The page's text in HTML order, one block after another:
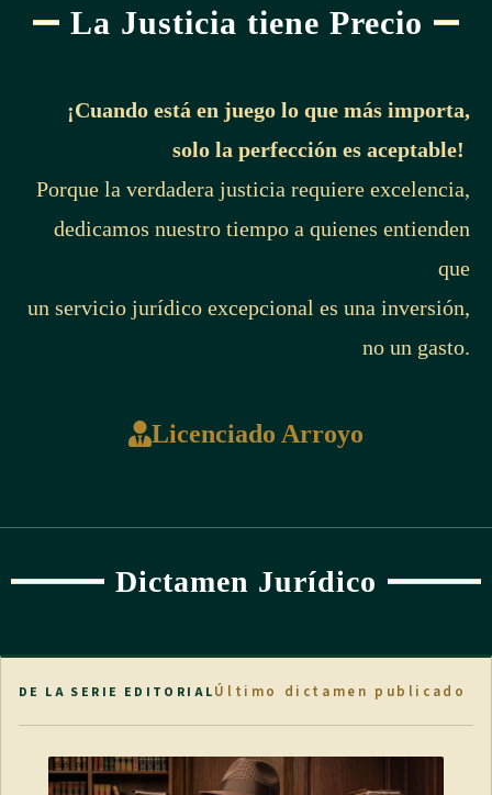
La Justicia tiene Precio
¡Cuando está en juego lo que más importa,
solo la perfección es aceptable!
Porque la verdadera justicia requiere excelencia,
dedicamos nuestro tiempo a quienes entienden
que
un servicio jurídico excepcional es una inversión,
no un gasto.
Licenciado Arroyo
Dictamen Jurídico
DE LA SERIE EDITORIALÚltimo dictamen publicado